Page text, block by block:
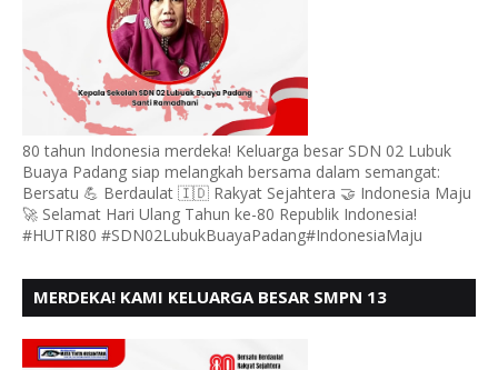
80 tahun Indonesia merdeka! Keluarga besar SDN 02 Lubuk
Buaya Padang siap melangkah bersama dalam semangat:
Bersatu 💪 Berdaulat 🇮🇩 Rakyat Sejahtera 🤝 Indonesia Maju
🚀 Selamat Hari Ulang Tahun ke-80 Republik Indonesia!
#HUTRI80 #SDN02LubukBuayaPadang#IndonesiaMaju
MERDEKA! KAMI KELUARGA BESAR SMPN 13